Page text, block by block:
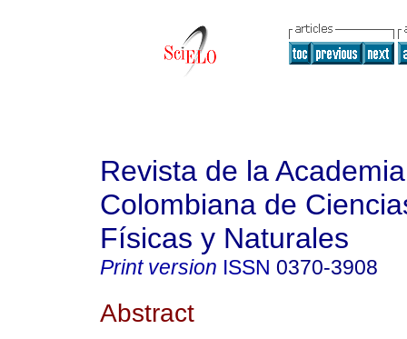
Revista de la Academia
Colombiana de
Físicas y Naturales
Print version ISSN 0370-3908
Abstract